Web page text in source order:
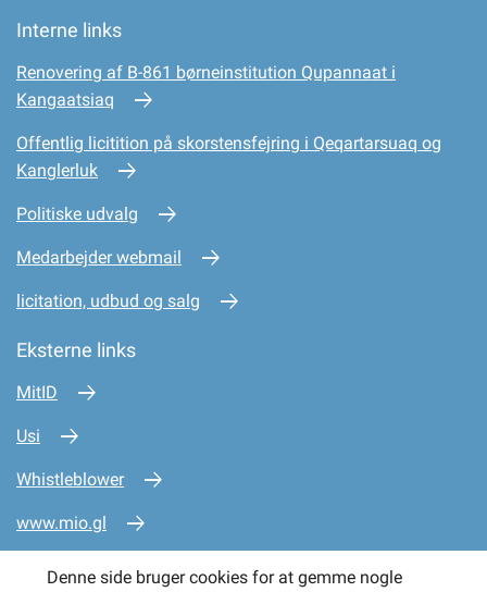
Interne links
Renovering af B-861 børneinstitution Qupannaat i
Kangaatsiaq
Offentlig licitition på skorstensfejring i Qeqartarsuaq og
Kanglerluk
Politiske udvalg
Medarbejder webmail
licitation, udbud og salg
Eksterne links
MitID
Usi
Whistleblower
www.mio.gl
www.sullissivik.gl
Denne side bruger cookies for at gemme nogle